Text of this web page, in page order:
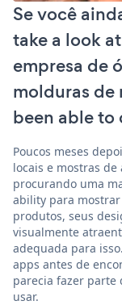
Se você
take a look
empresa de
molduras de
been able to
Poucos meses
locais e mostras
procurando uma
ability para
produtos, seus
visualmente
adequada para
apps antes de
parecia fazer parte
usar.